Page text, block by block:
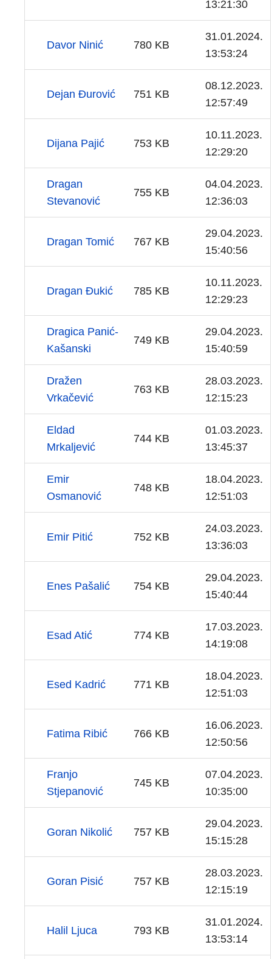
13:21:30
Davor Ninić 780 KB
31.01.2024.
13:53:24
Dejan Đurović 751 KB
08.12.2023.
12:57:49
Dijana Pajić 753 KB
10.11.2023.
12:29:20
Dragan
Stevanović
755 KB
04.04.2023.
12:36:03
Dragan Tomić 767 KB
29.04.2023.
15:40:56
Dragan Đukić 785 KB
10.11.2023.
12:29:23
Dragica Panić-
Kašanski
749 KB
29.04.2023.
15:40:59
Dražen
Vrkačević
763 KB
28.03.2023.
12:15:23
Eldad
Mrkaljević
744 KB
01.03.2023.
13:45:37
Emir
Osmanović
748 KB
18.04.2023.
12:51:03
Emir Pitić 752 KB
24.03.2023.
13:36:03
Enes Pašalić 754 KB
29.04.2023.
15:40:44
Esad Atić 774 KB
17.03.2023.
14:19:08
Esed Kadrić 771 KB
18.04.2023.
12:51:03
Fatima Ribić 766 KB
16.06.2023.
12:50:56
Franjo
Stjepanović
745 KB
07.04.2023.
10:35:00
Goran Nikolić 757 KB
29.04.2023.
15:15:28
Goran Pisić 757 KB
28.03.2023.
12:15:19
Halil Ljuca 793 KB
31.01.2024.
13:53:14